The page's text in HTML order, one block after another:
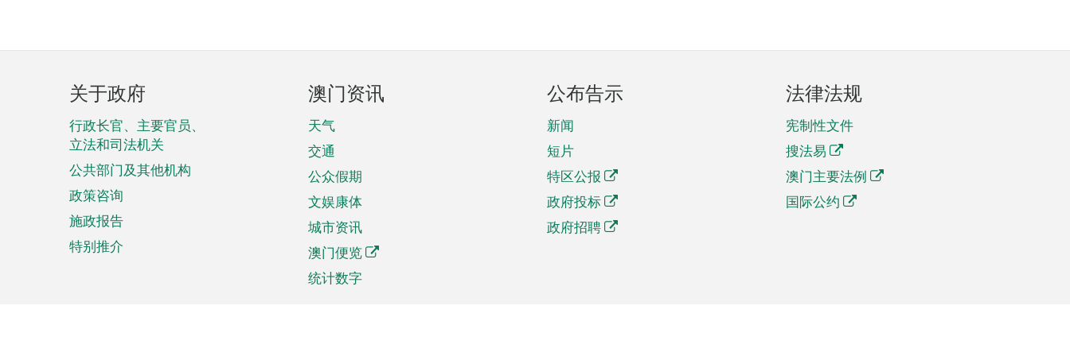
页
脚
菜
单
关于政府
行政长官、主要官员、
立法和司法机关
公共部门及其他机构
政策咨询
施政报告
特别推介
澳门资讯
天气
交通
公众假期
文娱康体
城市资讯
澳门便览
统计数字
公布告示
新闻
短片
特区公报
政府投标
政府招聘
法律法规
宪制性文件
搜法易
澳门主要法例
国际公约